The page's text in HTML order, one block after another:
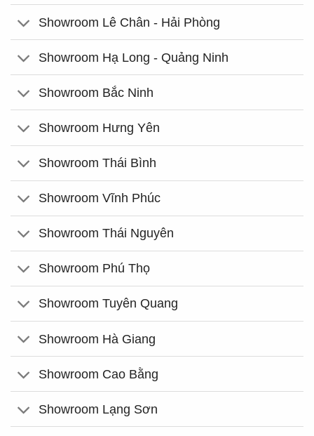
Showroom Lê Chân - Hải Phòng
Showroom Hạ Long - Quảng Ninh
Showroom Bắc Ninh
Showroom Hưng Yên
Showroom Thái Bình
Showroom Vĩnh Phúc
Showroom Thái Nguyên
Showroom Phú Thọ
Showroom Tuyên Quang
Showroom Hà Giang
Showroom Cao Bằng
Showroom Lạng Sơn